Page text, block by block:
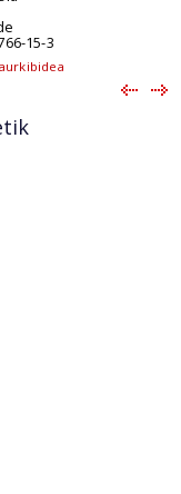
15-3
aurkibidea